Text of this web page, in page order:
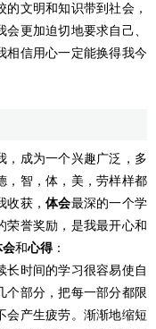
文明和知识带到社会，
更加迫切地要求自己、
相信用心一定能换得我今
成为一个兴趣广泛，多
，智，体，美，劳样样都
收获，体会最深的一个学
荣誉奖励，是我最开心和
会和心得：
时间的学习很容易使自
个部分，把每一部分都限
会产生疲劳。渐渐地缩短